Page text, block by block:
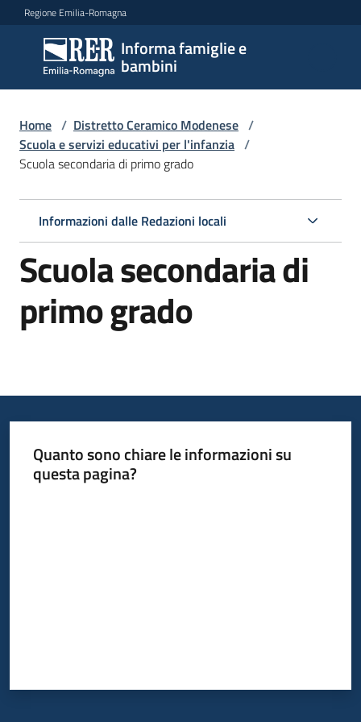
Vai al contenuto
Vai alla navigazione
Vai al footer
Regione Emilia-Romagna
Informa famiglie e
bambini
Informa
famiglie
e
bambini
Centri
per
le
Informazioni
Home / Distretto Ceramico Modenese /
Scuola e servizi educativi per l'infanzia /
Scuola secondaria di primo grado
Informazioni dalle Redazioni locali
Scuola secondaria di
primo grado
Quanto sono chiare le informazioni su
questa pagina?